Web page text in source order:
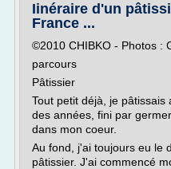
Iinéraire d'un
France ...
©2010 CHIBKO - Photos :
parcours
Pâtissier
Tout petit déjà, je
des années, fini par
dans mon coeur.
Au fond, j'ai toujours eu le
pâtissier. J'ai commencé